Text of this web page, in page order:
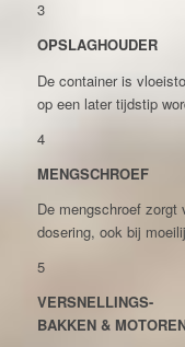
3
OPSLAGHOUDER
De container is
op een later tijdstip
4
MENGSCHROEF
De mengschroef zorgt
dosering, ook bij
5
VERSNELLINGS-
BAKKEN &